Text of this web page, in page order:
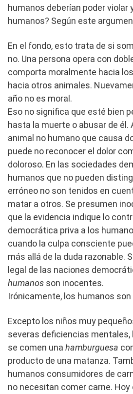
humanos deberían poder violar
humanos? Según este
En el fondo, esto trata de si
no. Una persona opera con
comporta moralmente hacia
hacia otros animales.
año no es moral.
Eso no significa que esté bien
hasta la muerte o abusar de él.
animal no humano que causa
puede no reconocer el dolor
doloroso. En las sociedades
humanos que no pueden
erróneo no son tenidos en
matar a otros. Se presumen
que la evidencia indique lo
democrática priva a los
cuando la culpa consciente
más allá de la duda razonable.
legal de las naciones
humanos son inocentes.
Irónicamente, los humanos
Excepto los niños muy
severas deficiencias mentales,
se comen una hamburguesa
producto de una matanza.
humanos consumidores de
no necesitan comer carne. Hoy